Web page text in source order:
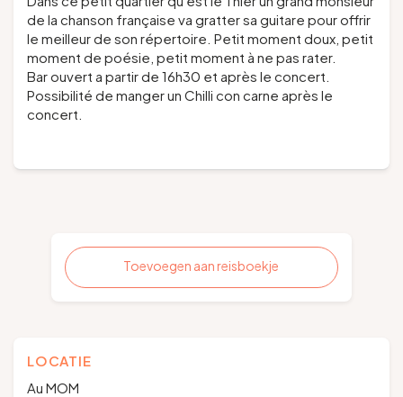
de la chanson française va gratter sa guitare pour offrir
le meilleur de son répertoire. Petit moment doux, petit
moment de poésie, petit moment à ne pas rater.
Bar ouvert a partir de 16h30 et après le concert.
Possibilité de manger un Chilli con carne après le
concert.
Toevoegen aan reisboekje
LOCATIE
Au MOM